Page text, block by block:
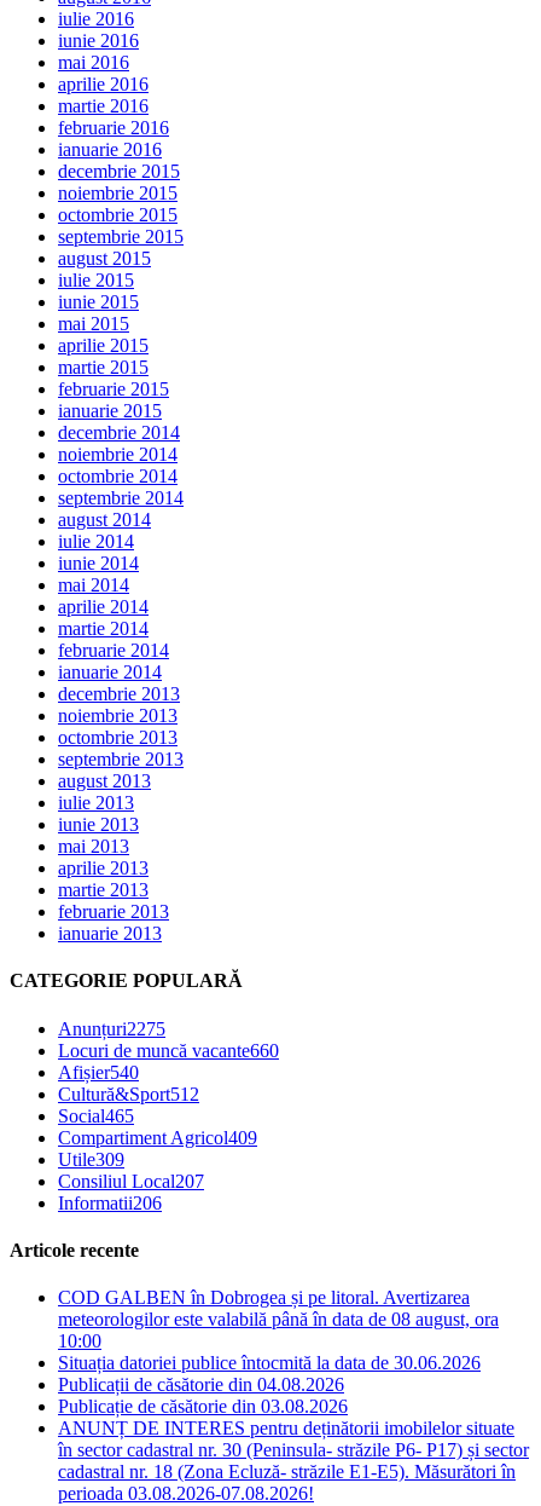
iulie 2016
iunie 2016
mai 2016
aprilie 2016
martie 2016
februarie 2016
ianuarie 2016
decembrie 2015
noiembrie 2015
octombrie 2015
septembrie 2015
august 2015
iulie 2015
iunie 2015
mai 2015
aprilie 2015
martie 2015
februarie 2015
ianuarie 2015
decembrie 2014
noiembrie 2014
octombrie 2014
septembrie 2014
august 2014
iulie 2014
iunie 2014
mai 2014
aprilie 2014
martie 2014
februarie 2014
ianuarie 2014
decembrie 2013
noiembrie 2013
octombrie 2013
septembrie 2013
august 2013
iulie 2013
iunie 2013
mai 2013
aprilie 2013
martie 2013
februarie 2013
ianuarie 2013
CATEGORIE POPULARĂ
Anunțuri2275
Locuri de muncă vacante660
Afișier540
Cultură&Sport512
Social465
Compartiment Agricol409
Utile309
Consiliul Local207
Informatii206
Articole recente
COD GALBEN în Dobrogea și pe litoral. Avertizarea
meteorologilor este valabilă până în data de 08 august, ora
10:00
Situația datoriei publice întocmită la data de 30.06.2026
Publicații de căsătorie din 04.08.2026
Publicație de căsătorie din 03.08.2026
ANUNȚ DE INTERES pentru deținătorii imobilelor situate
în sector cadastral nr. 30 (Peninsula- străzile P6- P17) și sector
cadastral nr. 18 (Zona Ecluză- străzile E1-E5). Măsurători în
perioada 03.08.2026-07.08.2026!